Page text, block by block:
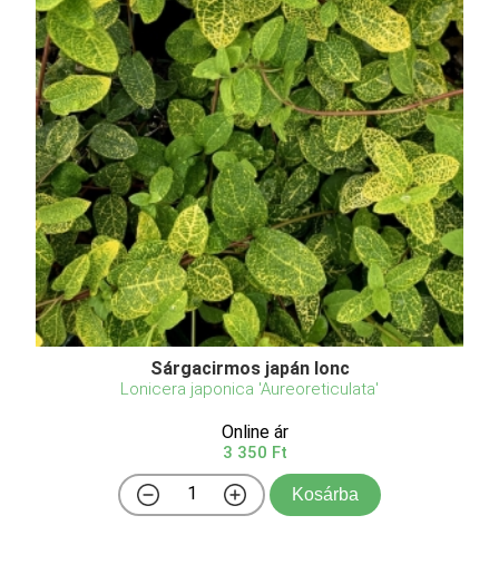
Sárgacirmos japán lonc
Lonicera japonica 'Aureoreticulata'
Online ár
3 350 Ft
Kosárba